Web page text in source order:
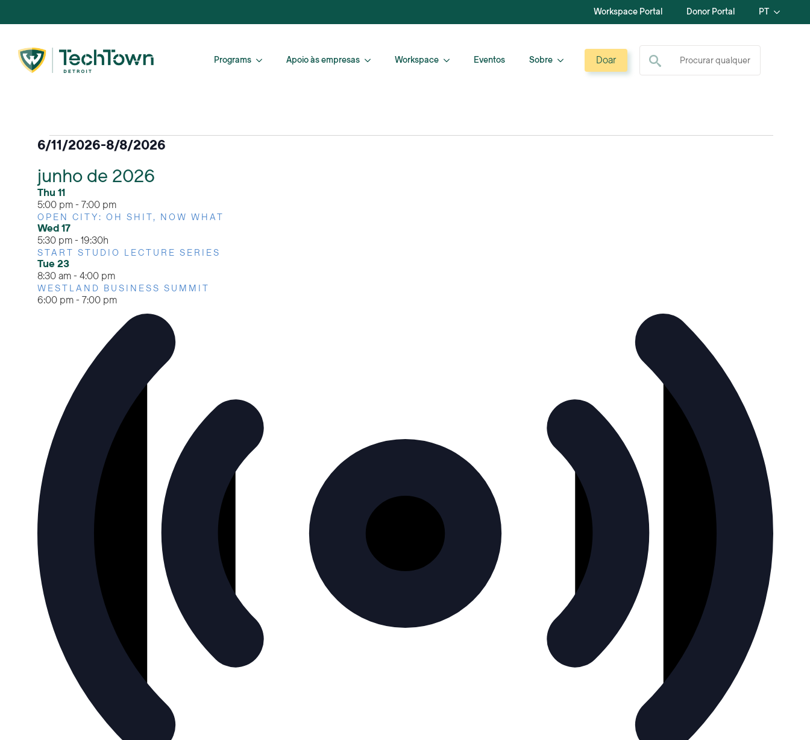
Workspace Portal Donor Portal PT
Programs Apoio às empresas Workspace Eventos Sobre Doar
Procurar por:
Eventos
6/11/2026-8/8/2026
data.
junho de 2026
Thu 11
5:00 pm- 7:00 pm
OPEN CITY: OH SHIT, NOW WHAT
Wed17
5:30 pm- 19:30h
START STUDIO LECTURE SERIES
Tue23
8:30 am- 4:00 pm
WESTLAND BUSINESS SUMMIT
6:00 pm- 7:00 pm